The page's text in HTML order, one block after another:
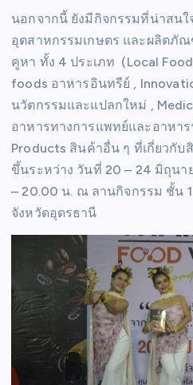
นอกจากนี้ ยังมีกิจกรรมที่น่าสน
อุตสาหกรรมเกษตร และผลิตภั
คูหา ทั้ง 4 ประเภท (Local
foods อาหารอินทรีย์ ,
นวัตกรรมและแปลกใหม่ ,
อาหารทางการแพทย์และอาหา
Products สินค้าอื่น ๆ ที่เกี่ยวกับ
ขึ้นระหว่าง วันที่ 20 – 24 มิถุนา
– 20.00 น. ณ ลานกิจกรรม ชั้น
จังหวัดอุดรธานี